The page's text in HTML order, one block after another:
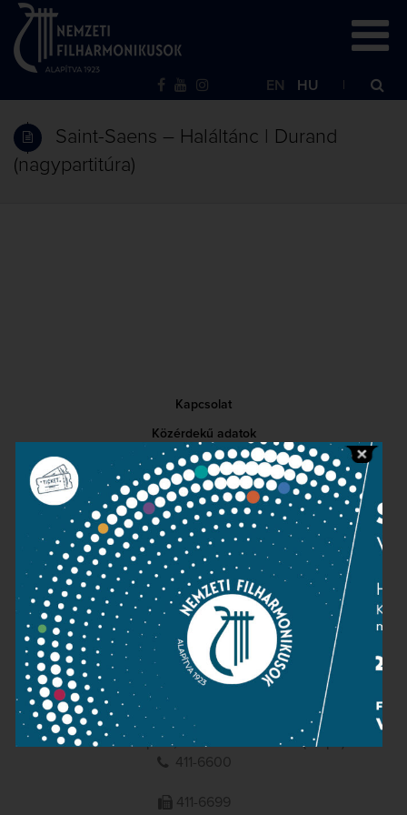
EN HU
Saint-Saens – Haláltánc | Durand
(nagypartitúra)
Kapcsolat
Közérdekű adatok
Sajtószoba
Adatvédelem
Impresszum
NEMZETI
FILHARMONIKUSOK
1095 Budapest, Komor Marcell u. 1. (Müpa)
411-6600
411-6699